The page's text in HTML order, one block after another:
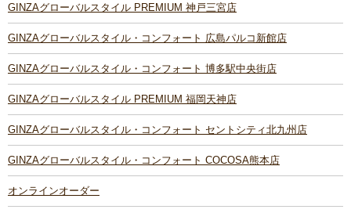
GINZAグローバルスタイル PREMIUM 神戸三宮店
GINZAグローバルスタイル・コンフォート 広島パルコ新館店
GINZAグローバルスタイル・コンフォート 博多駅中央街店
GINZAグローバルスタイル PREMIUM 福岡天神店
GINZAグローバルスタイル・コンフォート セントシティ北九州店
GINZAグローバルスタイル・コンフォート COCOSA熊本店
オンラインオーダー